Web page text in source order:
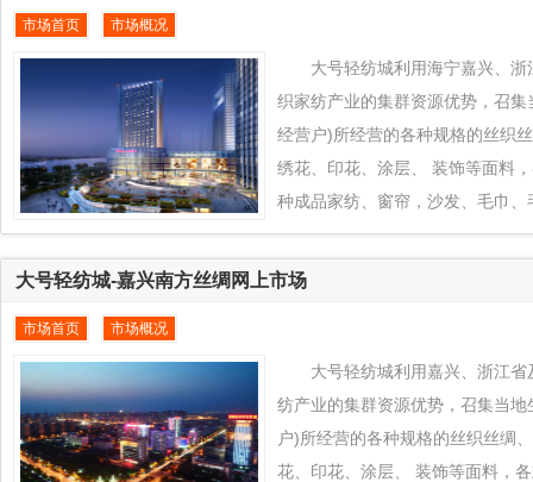
省份地区纺织业凸拓全球新型市
纺织产品通过大号轻纺城推向全
市场首页 市场概况
大号轻纺城利用海宁嘉兴、
织家纺产业的集群资源优势，召
经营户)所经营的各种规格的丝织
绣花、印花、涂层、 装饰等面料
种成品家纺、窗帘，沙发、毛巾、
织品对接到全球纺织品交易平台
纺城平台上来， 通过大号轻纺城
周边地区纺织业凸拓全球新型市
纺织产品通过大号轻纺城推向全
大号轻纺城-嘉兴南方丝绸网上市场
市场首页 市场概况
大号轻纺城利用嘉兴、浙江
纺产业的集群资源优势，召集当
户)所经营的各种规格的丝织丝绸
花、印花、涂层、 装饰等面料，